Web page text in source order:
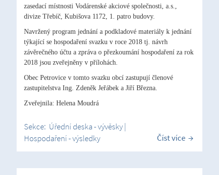
zasedací místnosti Vodárenské akciové společnosti, a.s.,
divize Třebíč, Kubišova 1172, 1. patro budovy.
Navržený program jednání a podkladové materiály k jednání
týkající se hospodaření svazku v roce 2018 tj. návrh
závěrečného účtu a zpráva o přezkoumání hospodaření za rok
2018 jsou zveřejněny v přílohách.
Obec Petrovice v tomto svazku obcí zastupují členové
zastupitelstva Ing. Zdeněk Jeřábek a Jiří Března.
Zveřejnila: Helena Moudrá
Sekce: Úřední deska - vývěsky|
Hospodaření - výsledky
Číst více